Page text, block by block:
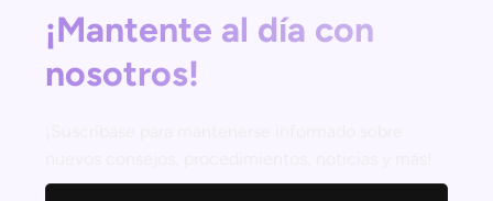
¡Mantente al día con
nosotros!